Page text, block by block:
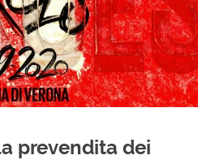
prevendita dei